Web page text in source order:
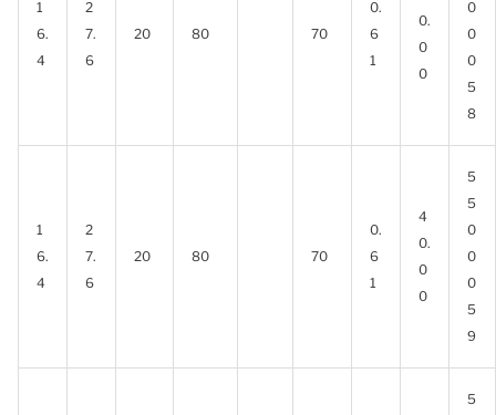
1
6.
4
2
7.
6
20 80 70
0.
6
1
0.
0
0
0
0
0
5
8
1
6.
4
2
7.
6
20 80 70
0.
6
1
4
0.
0
0
5
5
0
0
0
5
9
5